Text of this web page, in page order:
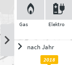
Gas Elektro
nach Jahr
2018